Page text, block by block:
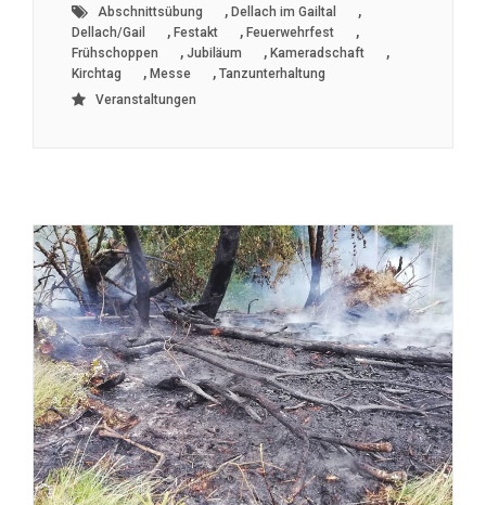
Abschnittsübung
, Dellach im Gailtal ,
Dellach/Gail , Festakt , Feuerwehrfest ,
Frühschoppen , Jubiläum , Kameradschaft ,
Kirchtag , Messe , Tanzunterhaltung
Veranstaltungen